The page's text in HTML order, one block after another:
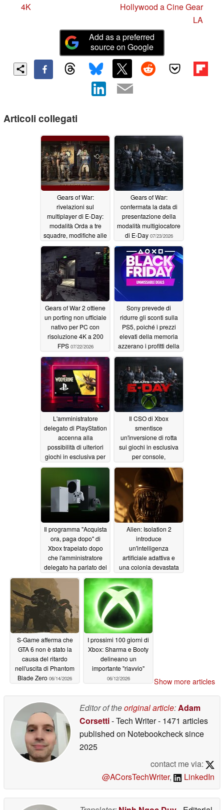
4K
Hollywood a Cine Gear
LA
Add as a preferred
source on Google
Articoli collegati
Gears of War:
rivelazioni sul
multiplayer di E-Day:
modalità Orda a tre
squadre, modifiche alle
armi e nessun Battle
Pass07/30/2026
Gears of War:
confermata la data di
presentazione della
modalità multigiocatore
di E-Day 07/23/2026
Gears of War 2 ottiene
un porting non ufficiale
nativo per PC con
risoluzione 4K a 200
FPS 07/22/2026
Sony prevede di
ridurre gli sconti sulla
PS5, poiché i prezzi
elevati della memoria
azzerano i profitti della
console06/20/2026
L'amministratore
delegato di PlayStation
accenna alla
possibilità di ulteriori
giochi in esclusiva per
PS5, ma i porting su
06/19/2026
Il CSO di Xbox
smentisce
un'inversione di rotta
sui giochi in esclusiva
per console,
nonostante i dubbi sui
profitti
Il programma "Acquista
ora, paga dopo" di
Xbox trapelato dopo
che l'amministratore
delegato ha parlato del
prezzo della console
Project Helix
06/16/2026
Alien: Isolation 2
introduce
un'intelligenza
artificiale adattiva e
una colonia devastata
da una tempesta
06/14/2026
S-Game afferma che
GTA 6 non è stato la
causa del ritardo
nell'uscita di Phantom
Blade Zero 06/14/2026
I prossimi 100 giorni di
Xbox: Sharma e Booty
delineano un
importante "riavvio"
06/12/2026 Show more articles
Editor of theoriginal article:Adam
Corsetti- Tech Writer- 1471 articles
published on Notebookchecksince
2025
contact me via:
@ACorsTechWriter, LinkedIn